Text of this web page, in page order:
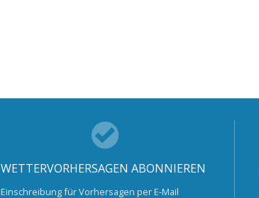
WETTERVORHERSAGEN ABONNIEREN
Einschreibung für Vorhersagen per E-Mail